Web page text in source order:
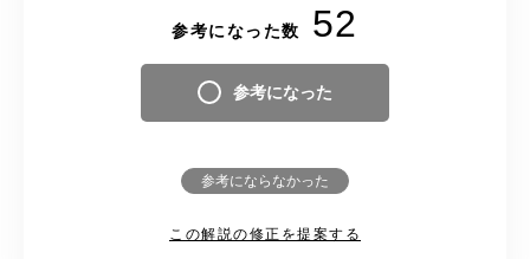
参考になった数 52
参考になった
参考にならなかった
この解説の修正を提案する